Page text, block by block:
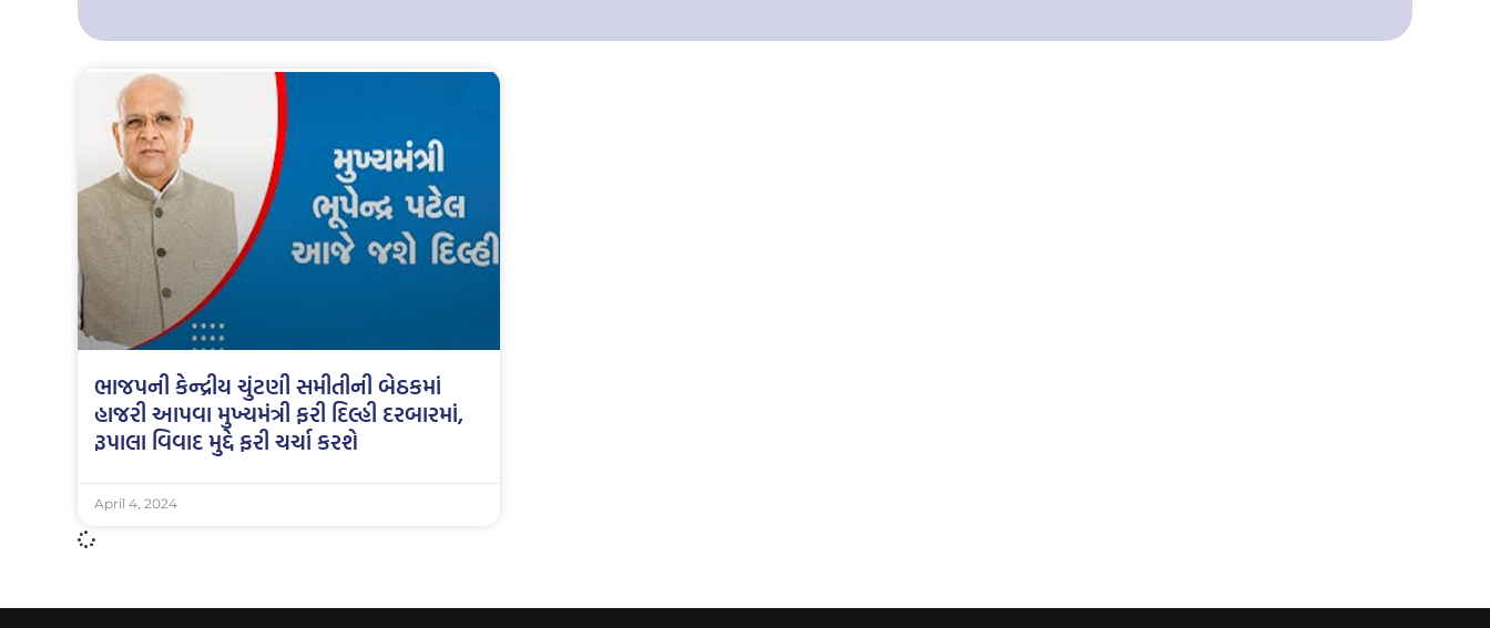
ભાજપની કેન્દ્રીય ચુંટણી સમીતીની બેઠકમાં
હાજરી આપવા મુખ્યમંત્રી ફરી દિલ્હી દરબારમાં,
રૂપાલા વિવાદ મુદ્દે ફરી ચર્ચા કરશે
April 4, 2024